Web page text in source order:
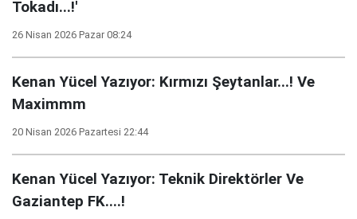
Tokadı...!'
26 Nisan 2026 Pazar 08:24
Kenan Yücel Yazıyor: Kırmızı Şeytanlar...! Ve
Maximmm
20 Nisan 2026 Pazartesi 22:44
Kenan Yücel Yazıyor: Teknik Direktörler Ve
Gaziantep FK....!